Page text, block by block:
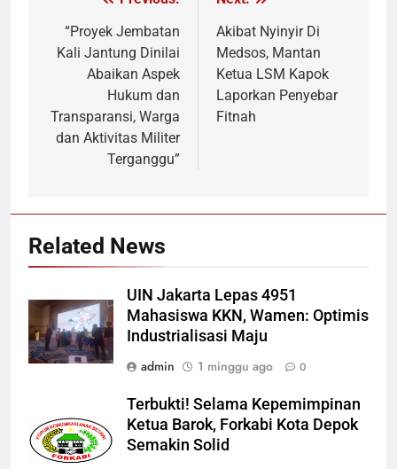
pos
“Proyek Jembatan
Kali Jantung Dinilai
Abaikan Aspek
Hukum dan
Transparansi, Warga
dan Aktivitas Militer
Terganggu”
Akibat Nyinyir Di
Medsos, Mantan
Ketua LSM Kapok
Laporkan Penyebar
Fitnah
Related News
UIN Jakarta Lepas 4951
Mahasiswa KKN, Wamen: Optimis
Industrialisasi Maju
admin
1 minggu ago 0
Terbukti! Selama Kepemimpinan
Ketua Barok, Forkabi Kota Depok
Semakin Solid